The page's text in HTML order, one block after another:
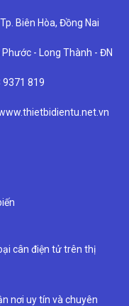
Biên Hòa, Đồng Nai
- Long Thành - ĐN
9371 819
cân điện tử trên thị
nơi uy tín và chuyên